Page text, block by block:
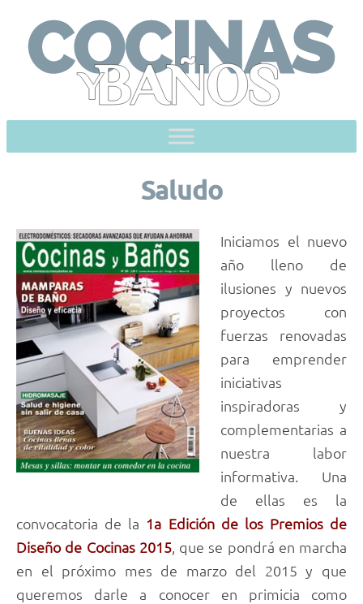
content
Saludo
Iniciamos el nuevo
año lleno de
ilusiones y nuevos
proyectos con
fuerzas renovadas
para emprender
iniciativas
inspiradoras y
complementarias a
nuestra labor
informativa. Una
de ellas es la
convocatoria de la 1a Edición de los Premios de
Diseño de Cocinas 2015, que se pondrá en marcha
en el próximo mes de marzo del 2015 y que
queremos darle a conocer en primicia como